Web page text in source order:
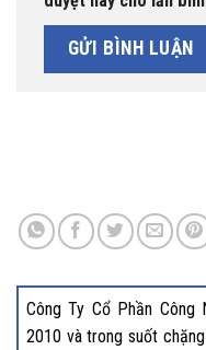
Công Ty Cổ Phần
2010 và trong suốt